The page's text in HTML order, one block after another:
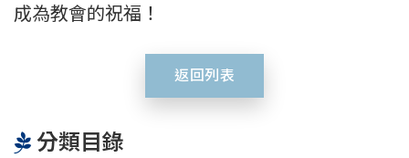
成為教會的祝福！
返回列表
分類目錄